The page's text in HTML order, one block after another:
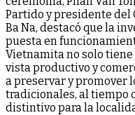
Partido y presidente del
Ba Na, destacó que la
puesta en
Vietnamita no solo
vista productivo y
a preservar y promover
tradicionales, al tiempo
distintivo para la